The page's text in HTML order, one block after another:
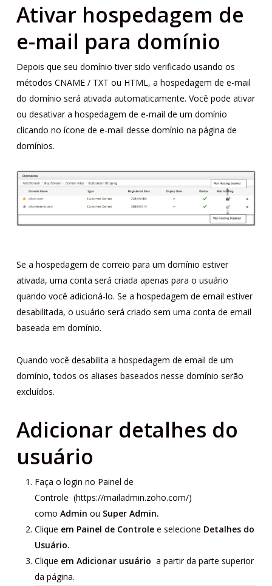
Ativar hospedagem de
e-mail para domínio
Depois que seu domínio tiver sido verificado usando os
métodos CNAME / TXT ou HTML, a hospedagem de e-mail
do domínio será ativada automaticamente. Você pode ativar
ou desativar a hospedagem de e-mail de um domínio
clicando no ícone de e-mail desse domínio na página de
domínios.
Se a hospedagem de correio para um domínio estiver
ativada, uma conta será criada apenas para o usuário
quando você adicioná-lo. Se a hospedagem de email estiver
desabilitada, o usuário será criado sem uma conta de email
baseada em domínio.
Quando você desabilita a hospedagem de email de um
domínio, todos os aliases baseados nesse domínio serão
excluídos.
Adicionar detalhes do
usuário
Faça o login no Painel de
Controle (https://mailadmin.zoho.com/)
como Admin ou Super Admin.
Clique em Painel de Controlee selecione Detalhes do
Usuário.
Clique em Adicionar usuário a partir da parte superior
da página.